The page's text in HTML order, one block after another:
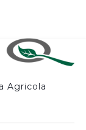
Agricola